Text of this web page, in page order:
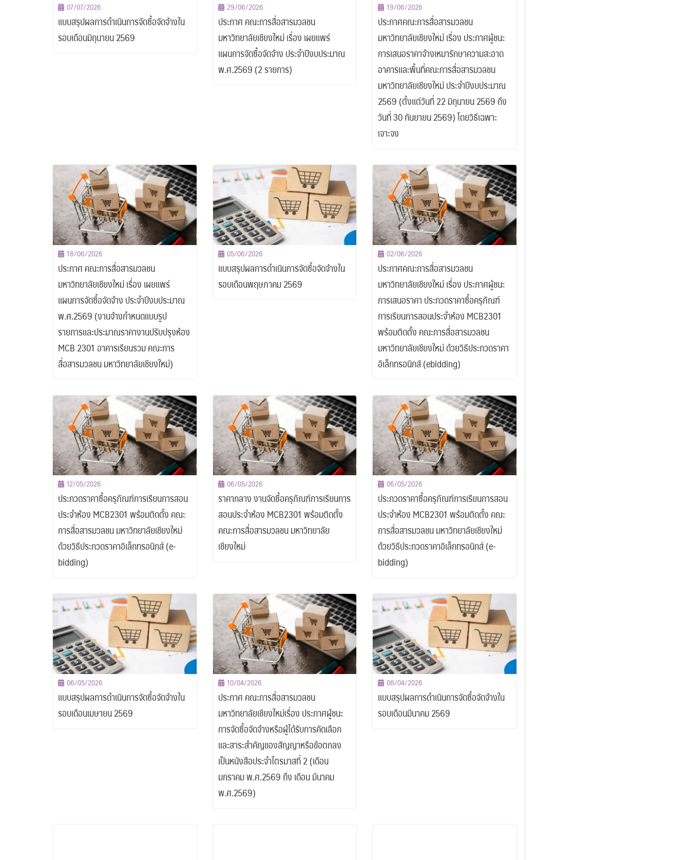
07/07/2026
แบบสรุปผลการดำเนินการจัดซื้อจัดจ้างใน
รอบเดือนมิถุนายน 2569
29/06/2026
ประกาศ คณะการสื่อสารมวลชน
มหาวิทยาลัยเชียงใหม่ เรื่อง เผยแพร่
แผนการจัดซื้อจัดจ้าง ประจำปีงบประมาณ
พ.ศ.2569 (2 รายการ)
19/06/2026
ประกาศคณะการสื่อสารมวลชน
มหาวิทยาลัยเชียงใหม่ เรื่อง ประกาศผู้ชนะ
การเสนอราคาจ้างเหมารักษาความสะอาด
อาคารและพื้นที่คณะการสื่อสารมวลชน
มหาวิทยาลัยเชียงใหม่ ประจำปีงบประมาณ
2569 (ตั้งแต่วันที่ 22 มิถุนายน 2569 ถึง
วันที่ 30 กันยายน 2569) โดยวิธีเฉพาะ
เจาะจง
18/06/2026
ประกาศ คณะการสื่อสารมวลชน
มหาวิทยาลัยเชียงใหม่ เรื่อง เผยแพร่
แผนการจัดซื้อจัดจ้าง ประจำปีงบประมาณ
พ.ศ.2569 (งานจ้างกำหนดแบบรูป
รายการและประมาณราคางานปรับปรุงห้อง
MCB 2301 อาคารเรียนรวม คณะการ
สื่อสารมวลชน มหาวิทยาลัยเชียงใหม่)
05/06/2026
แบบสรุปผลการดำเนินการจัดซื้อจัดจ้างใน
รอบเดือนพฤษภาคม 2569
02/06/2026
ประกาศคณะการสื่อสารมวลชน
มหาวิทยาลัยเชียงใหม่ เรื่อง ประกาศผู้ชนะ
การเสนอราคา ประกวดราคาซื้อครุภัณฑ์
การเรียนการสอนประจำห้อง MCB2301
พร้อมติดตั้ง คณะการสื่อสารมวลชน
มหาวิทยาลัยเชียงใหม่ ด้วยวิธีประกวดราคา
อิเล็กทรอนิกส์ (ebidding)
12/05/2026
ประกวดราคาซื้อครุภัณฑ์การเรียนการสอน
ประจำห้อง MCB2301 พร้อมติดตั้ง คณะ
การสื่อสารมวลชน มหาวิทยาลัยเชียงใหม่
ด้วยวิธีประกวดราคาอิเล็กทรอนิกส์ (e-
bidding)
06/05/2026
ราคากลาง งานจัดซื้อครุภัณฑ์การเรียนการ
สอนประจำห้อง MCB2301 พร้อมติดตั้ง
คณะการสื่อสารมวลชน มหาวิทยาลัย
เชียงใหม่
06/05/2026
ประกวดราคาซื้อครุภัณฑ์การเรียนการสอน
ประจำห้อง MCB2301 พร้อมติดตั้ง คณะ
การสื่อสารมวลชน มหาวิทยาลัยเชียงใหม่
ด้วยวิธีประกวดราคาอิเล็กทรอนิกส์ (e-
bidding)
06/05/2026
แบบสรุปผลการดำเนินการจัดซื้อจัดจ้างใน
รอบเดือนเมษายน 2569
10/04/2026
ประกาศ คณะการสื่อสารมวลชน
มหาวิทยาลัยเชียงใหม่เรื่อง ประกาศผู้ชนะ
การจัดซื้อจัดจ้างหรือผู้ได้รับการคัดเลือก
และสาระสำคัญของสัญญาหรือข้อตกลง
เป็นหนังสือประจำไตรมาสที่ 2 (เดือน
มกราคม พ.ศ.2569 ถึง เดือน มีนาคม
พ.ศ.2569)
08/04/2026
แบบสรุปผลการดำเนินการจัดซื้อจัดจ้างใน
รอบเดือนมีนาคม 2569